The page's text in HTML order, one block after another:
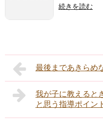
続きを読む
最後まであきらめ
我が子に教えると
と思う指導ポイン